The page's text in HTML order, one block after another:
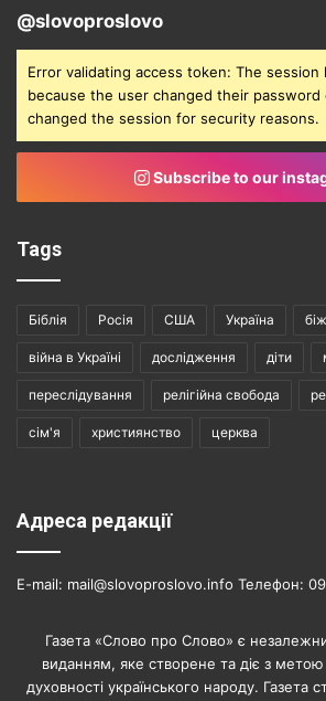
@slovoproslovo
Error validating access token: The session
because the user changed their password
changed the session for security reasons.
Subscribe to our
Tags
Біблія Росія США Україна
війна в Україні дослідження діти
переслідування релігійна свобода
сім'я християнство церква
Адреса редакції
E-mail: mail@slovoproslovo.info Телефон:
Газета «Слово про Слово» є
виданням, яке створене та діє з метою
духовності українського народу. Газета